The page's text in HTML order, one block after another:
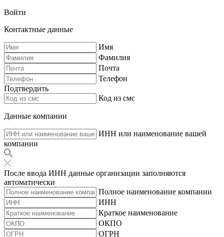
Войти
Контактные данные
Имя
Фамилия
Почта
Телефон
Подтвердить
Код из смс
Данные компании
ИНН или наименование вашей
компании
После ввода ИНН данные организации заполняются
автоматически
Полное наименование компании
ИНН
Краткое наименование
ОКПО
ОГРН